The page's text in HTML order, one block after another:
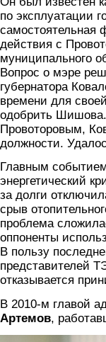
по эксплуатации
самостоятельная
действия с
муниципального
Вопрос о мэре
губернатора
времени для
одобрить Шишова.
Провоторовым,
должности.
Главным
энергетический
за долги
срыв
проблема
оппоненты
В пользу
представителей
отказывается
В 2010-м главой
Артемов,